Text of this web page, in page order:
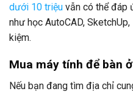
dưới 10 triệu vẫn có thể đáp
như học AutoCAD,
kiệm.
Mua máy tính để bàn
Nếu bạn đang tìm địa chỉ